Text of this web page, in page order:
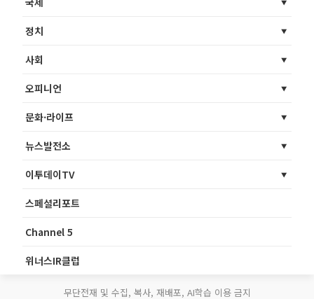
정치
사회
오피니언
문화·라이프
뉴스발전소
이투데이TV
스페셜리포트
Channel 5
위너스IR클럽
무단전재 및 수집, 복사, 재배포, AI학습 이용 금지